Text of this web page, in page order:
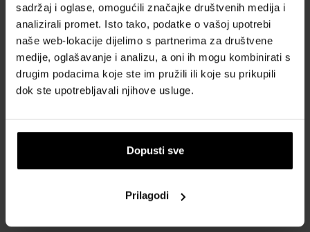
sadržaj i oglase, omogućili značajke društvenih medija i
analizirali promet. Isto tako, podatke o vašoj upotrebi
naše web-lokacije dijelimo s partnerima za društvene
medije, oglašavanje i analizu, a oni ih mogu kombinirati s
drugim podacima koje ste im pružili ili koje su prikupili
dok ste upotrebljavali njihove usluge.
Dopusti sve
Prilagodi
Opći uvjeti poslovanja
Zaštita privatnosti
OBRAZAC ZA REKLAMACIJU
Način dostave
Kada ću dobiti naručenu robu?
Zašto parfemi i satovi od nas?
Što je tester parfema?